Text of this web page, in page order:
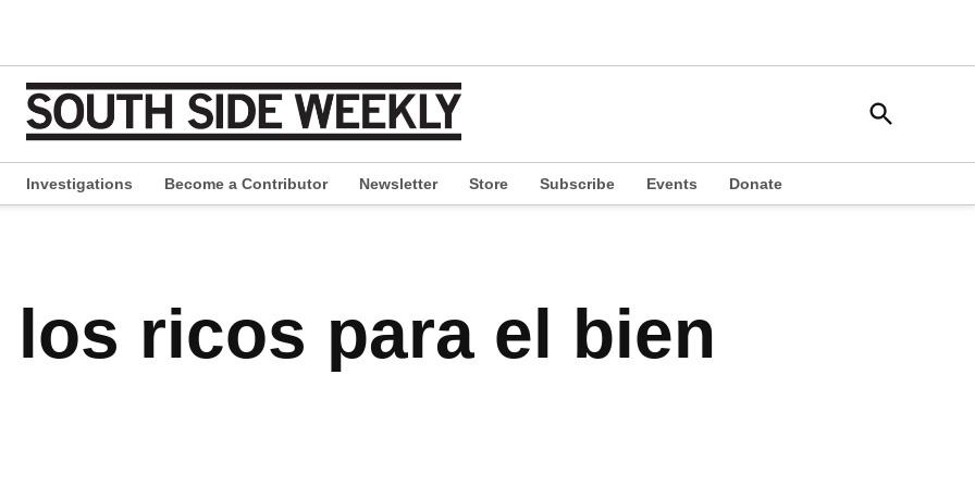
Open
Search
Investigations Become a Contributor Newsletter Store Subscribe Events Donate
ricos para el bien